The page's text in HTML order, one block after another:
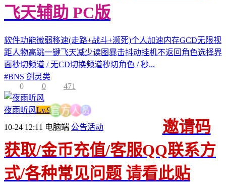
飞天辅助 PC版
软件功能微弱移速(走路+战斗+濒死)个人加速内存GCD无限视
距人物高跳一键飞天减少读图暴击抖动挂机不返回角色选择界
面秒切频道 / 无CD切换频道秒切角色 / 秒...
#BNS 剑灵类
0
0 471
夜雨听风Lv.9官 方 人员
10-24 12:11 电脑端 公告活动
邀请码
获取/金币充值/客服QQ联系方
式/各种常见问题 请看此贴